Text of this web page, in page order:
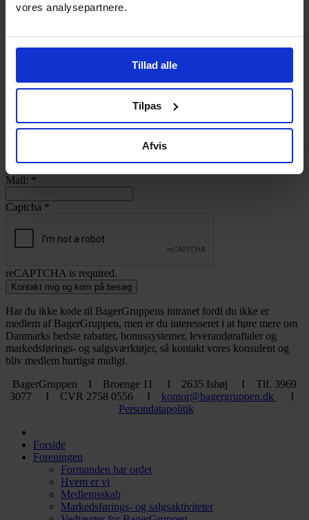
vores analysepartnere.
Tillad alle
Tilpas
Afvis
Kontaktperson:*
By:
Mail: *
Captcha *
reCAPTCHA is required.
Kontakt mig og kom på besøg
Har du ikke kode til BagerGruppens intranet fordi du ikke er
medlem af BagerGruppen, men er du interesseret i at høre mere om
Danmarks bedste rabatter, bonussystemer, leverandøraftaler og
markedsførings- og salgsværktøjer, så kontakt vores konsulent og
bliv medlem hurtigst muligt.
BagerGruppen I Broenge 11 I 2635 Ishøj I Tlf. 3969
3077 I CVR 2758 0556 I kontor@bagergruppen.dk
I
Persondatapolitik
Forside
Foreningen
Formanden har ordet
Hvem er vi
Medlemsskab
Markedsførings- og salgsaktiviteter